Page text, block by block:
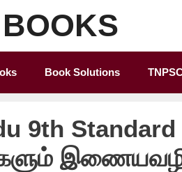
Book Solutions
9th